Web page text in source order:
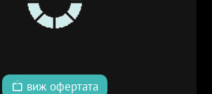
виж офертата